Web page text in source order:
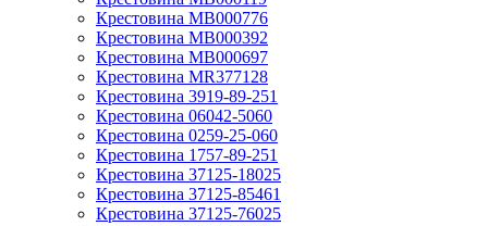
Крестовина MB000776
Крестовина MB000392
Крестовина MB000697
Крестовина MR377128
Крестовина 3919-89-251
Крестовина 06042-5060
Крестовина 0259-25-060
Крестовина 1757-89-251
Крестовина 37125-18025
Крестовина 37125-85461
Крестовина 37125-76025